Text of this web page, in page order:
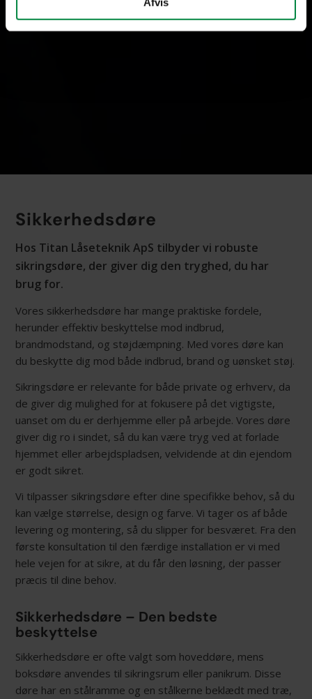
Sikkerhedsdøre
Hos Titan Låseteknik ApS tilbyder vi robuste
sikringsdøre, der giver dig den tryghed, du har
brug for.
Vores sikkerhedsdøre har mange praktiske fordele,
herunder effektiv beskyttelse mod indbrud,
brandmodstand, og støjdæmpning. Med vores døre kan
du beskytte dig mod både indbrud, brand og uønsket støj.
Sikringsdøre er relevante for både private og erhverv, da
de giver dig mulighed for at fokusere på det vigtigste,
uanset om du er derhjemme eller på arbejde. Vores døre
giver dig ro i sindet, så du kan være tryg ved at forlade
hjemmet eller arbejdspladsen, velvidende at din ejendom
er godt sikret.
Vi tilpasser sikringsdøre efter dine specifikke behov, så du
kan vælge størrelse, design og farve. Vi tager os af både
levering og montering, så du slipper for besværet. Fra den
første konsultation til den færdige installation er vi med
hele vejen for at sikre, at du får den løsning, der passer
præcis til dine behov.
Sikkerhedsdøre – Den bedste
beskyttelse
Sikkerhedsdøre er ofte valgt som hoveddøre, mens
boksdøre anvendes til sikringsrum eller panikrum. Disse
døre har en stålramme og en stålkerne beklædt med træ,